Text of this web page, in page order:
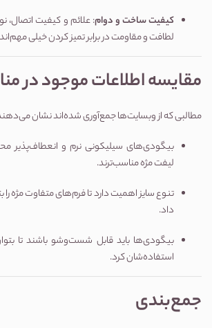
کیفیت ساخت و دوام: علائم و کیفیت اتصال،
لطافت و مقاومت در برابر تمیز کردن خیلی
مقایسه اطلاعات موجود در
مطالبی که از وبسایت‌ها جمع‌آوری شده‌اند نشان
بیگودی‌های سیلیکونی نرم و انعطاف‌پذیر
لیفت مژه مناسب‌ترند.
تنوع سایز اهمیت دارد تا فرم‌های متفاوت مژه
داد.
بیگودی‌ها باید قابل شست‌وشو باشند تا
استفاده‌شان کرد.
جمع‌بندی